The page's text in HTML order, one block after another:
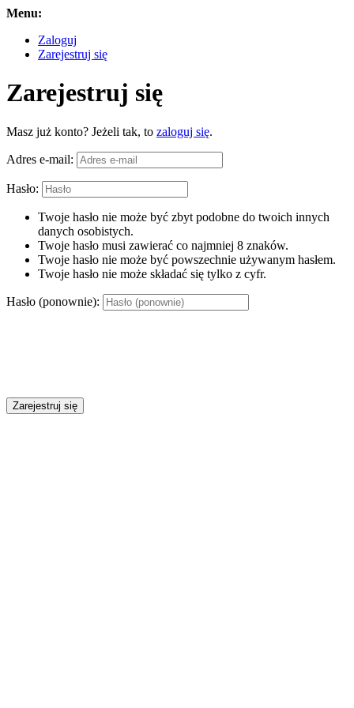
Menu:
Zaloguj
Zarejestruj się
Zarejestruj się
Masz już konto? Jeżeli tak, to zaloguj się.
Adres e-mail:
Hasło:
Twoje hasło nie może być zbyt podobne do twoich innych
danych osobistych.
Twoje hasło musi zawierać co najmniej 8 znaków.
Twoje hasło nie może być powszechnie używanym hasłem.
Twoje hasło nie może składać się tylko z cyfr.
Hasło (ponownie):
Zarejestruj się